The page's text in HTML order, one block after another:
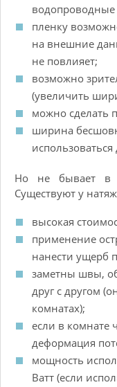
водопроводные
пленку
на внешние
не повлияет;
возможно
(увеличить
можно сделать
ширина
Но не бывает в
Существуют у
высокая
применение
нанести ущерб
заметны швы,
друг с другом
комнатах);
если в комнате
деформация
мощность
Ватт (если